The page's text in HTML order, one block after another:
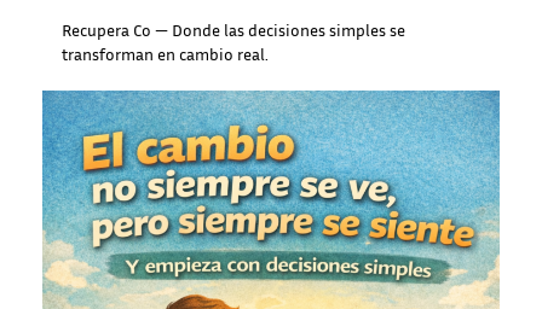
Recupera Co — Donde las decisiones simples se
transforman en cambio real.